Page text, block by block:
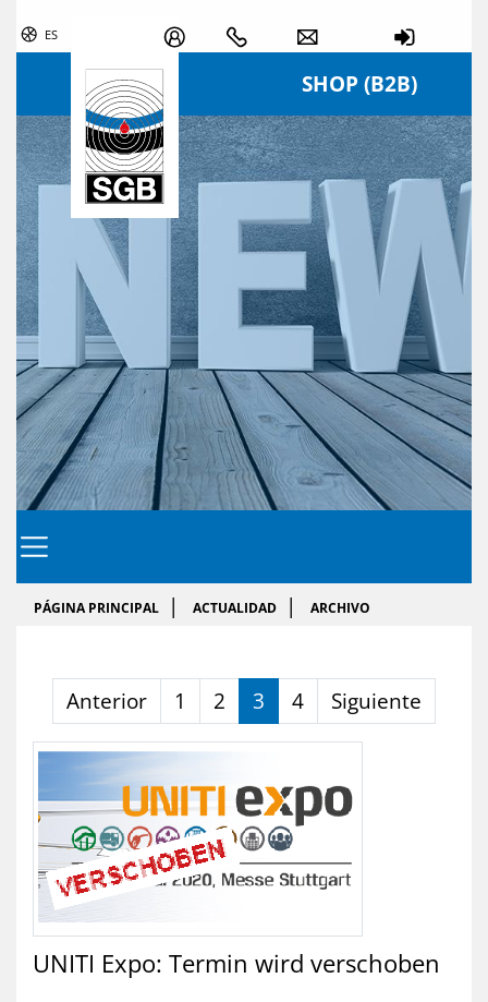
ES
SHOP (B2B)
PÁGINA PRINCIPAL ACTUALIDAD ARCHIVO
Anterior 1 2 3 4 Siguiente
UNITI Expo: Termin wird verschoben